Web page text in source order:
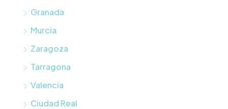
Granada
Murcia
Zaragoza
Tarragona
Valencia
Ciudad Real